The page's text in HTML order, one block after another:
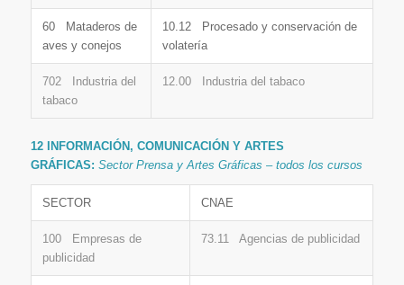
60 Mataderos de
aves y conejos
10.12 Procesado y conservación de
volatería
702 Industria del
tabaco
12.00 Industria del tabaco
12 INFORMACIÓN, COMUNICACIÓN Y ARTES
GRÁFICAS: Sector Prensa y Artes Gráficas – todos los cursos
SECTOR CNAE
100 Empresas de
publicidad
73.11 Agencias de publicidad